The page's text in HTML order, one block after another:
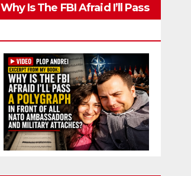
Why Is The FBI Afraid I’ll Pass